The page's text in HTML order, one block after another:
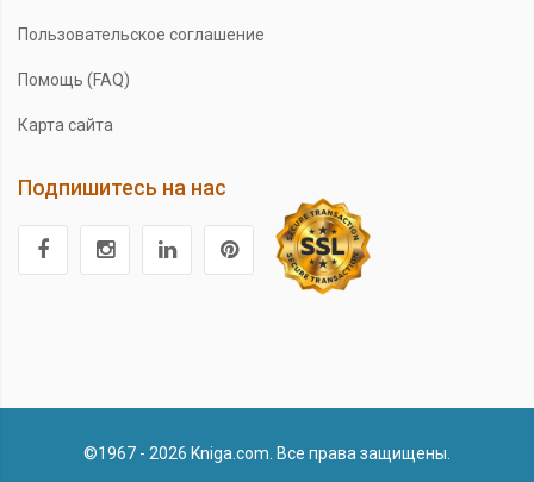
Пользовательское соглашение
Помощь (FAQ)
Карта сайта
Подпишитесь на нас
©1967 - 2026 Kniga.com. Все права защищены.